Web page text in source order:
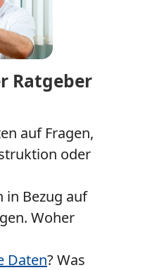
Ratgeber
auf Fragen,
oder
in Bezug auf
Woher
Daten? Was